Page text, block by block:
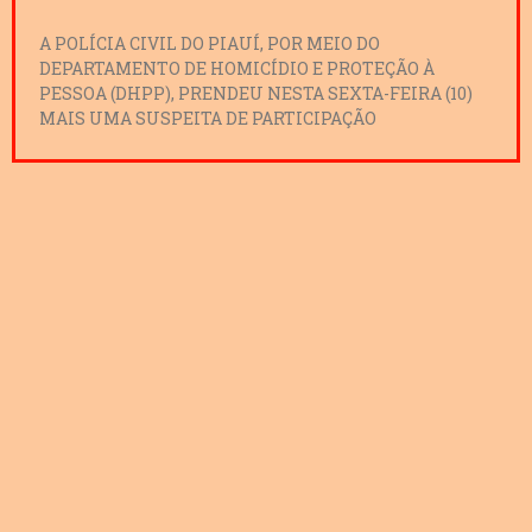
A POLÍCIA CIVIL DO PIAUÍ, POR MEIO DO
DEPARTAMENTO DE HOMICÍDIO E PROTEÇÃO À
PESSOA (DHPP), PRENDEU NESTA SEXTA-FEIRA (10)
MAIS UMA SUSPEITA DE PARTICIPAÇÃO